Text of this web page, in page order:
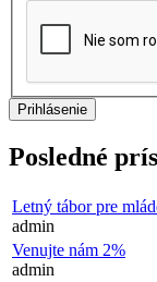
Posledné
Letný tábor pre
admin
Venujte nám 2%
admin